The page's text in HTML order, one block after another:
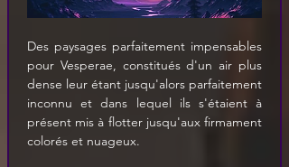
Des paysages parfaitement impensables
pour Vesperae, constitués d'un air plus
dense leur étant jusqu'alors parfaitement
inconnu et dans lequel ils s'étaient à
présent mis à flotter jusqu'aux firmament
colorés et nuageux.